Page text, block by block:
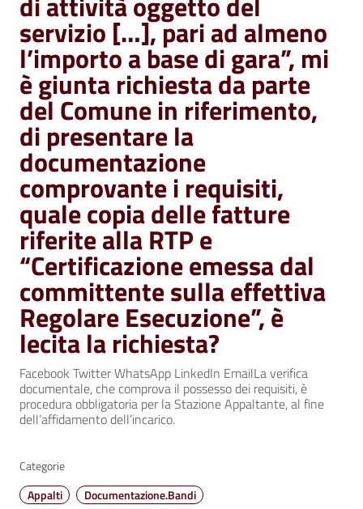
servizio […], pari ad almeno
l’importo a base di gara”, mi
è giunta richiesta da parte
del Comune in riferimento,
di presentare la
documentazione
comprovante i requisiti,
quale copia delle fatture
riferite alla RTP e
“Certificazione emessa dal
committente sulla effettiva
Regolare Esecuzione”, è
lecita la richiesta?
Facebook Twitter WhatsApp LinkedIn EmailLa verifica
documentale, che comprova il possesso dei requisiti, è
procedura obbligatoria per la Stazione Appaltante, al fine
dell’affidamento dell’incarico.
Categorie
Appalti
Documentazione.Bandi